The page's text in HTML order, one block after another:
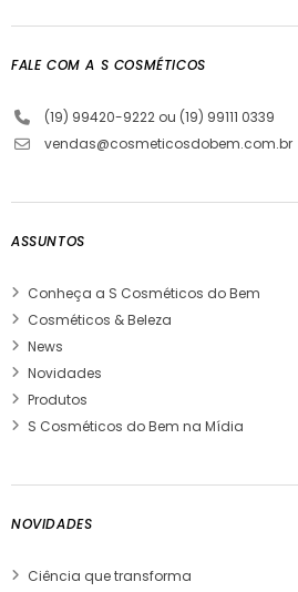
FALE COM A S COSMÉTICOS
(19) 99420-9222 ou (19) 99111 0339
vendas@cosmeticosdobem.com.br
ASSUNTOS
Conheça a S Cosméticos do Bem
Cosméticos & Beleza
News
Novidades
Produtos
S Cosméticos do Bem na Mídia
NOVIDADES
Ciência que transforma